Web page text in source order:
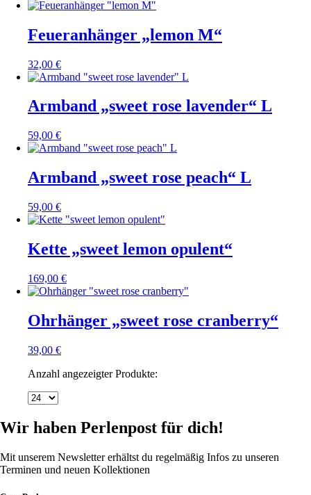
Feueranhänger „lemon M“
32,00 €
Armband „sweet rose lavender“ L
59,00 €
Armband „sweet rose peach“ L
59,00 €
Kette „sweet lemon opulent“
169,00 €
Ohrhänger „sweet rose cranberry“
39,00 €
Anzahl angezeigter Produkte:
Wir haben Perlenpost für dich!
Mit unserem Newsletter erhältst du regelmäßig Infos zu unseren
Terminen und neuen Kollektionen